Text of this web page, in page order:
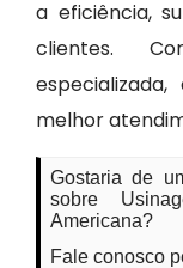
a eficiência,
clientes.
melhor
Gostaria de
sobre
Americana?
Fale conosco